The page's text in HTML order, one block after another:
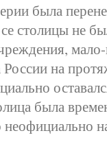
была
столицы не
на
была